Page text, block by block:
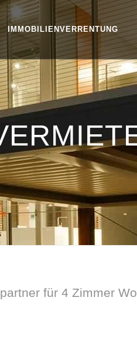
IMMOBILIENVERRENTUNG
für 4 Zimmer